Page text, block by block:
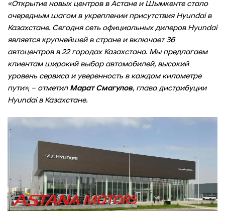
«Открытие новых центров в Астане и Шымкенте стало
очередным шагом в укреплении присутствия Hyundai в
Казахстане. Сегодня сеть официальных дилеров Hyundai
является крупнейшей в стране и включает 36
автоцентров в 22 городах Казахстана. Мы предлагаем
клиентам широкий выбор автомобилей, высокий
уровень сервиса и уверенность в каждом километре
пути», – отметил Марат Смагулов, глава дистрибуции
Hyundai в Казахстане.